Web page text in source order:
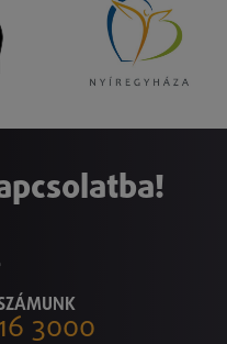
3000